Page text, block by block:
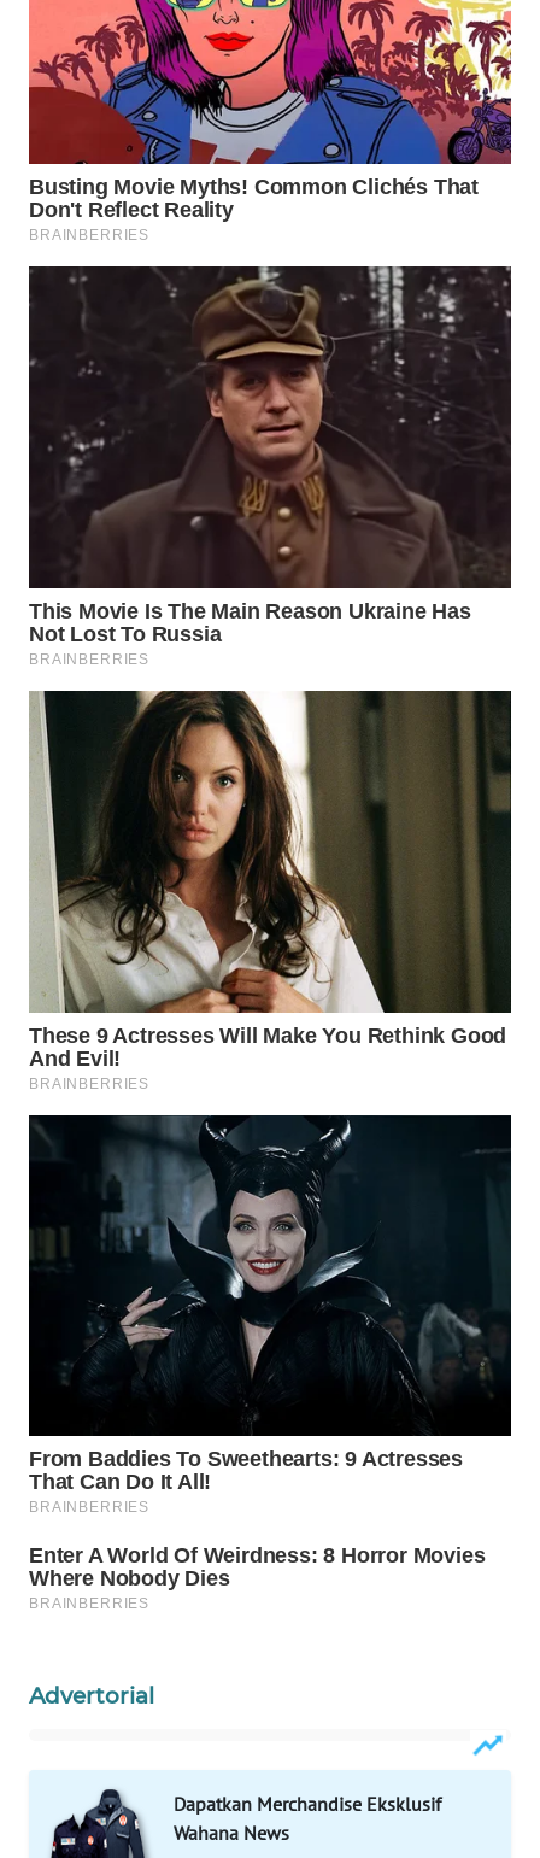
Advertorial
Dapatkan Merchandise Eksklusif
Wahana News
WAHANA
PERSONA
WAHANA
WAHANA
HEALTH
WAHANA
DESA
WAHANA
LISTRIK
MASYARAKAT
KELISTRIKAN
WALINKI
MAWAKA
ID
MARTABAT
NET
PLN
WATCH
MKLI
KOPEKLIN
PORTAL
KONSUMEN
FORWAMKI
FORJASIDA
NEWS
SIDIKALANG